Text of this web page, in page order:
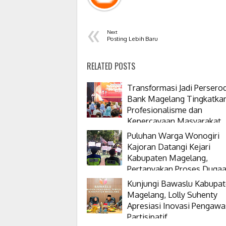
« Next
Posting Lebih Baru
RELATED POSTS
Transformasi Jadi
Bank Magelang
Profesionalisme dan
Kepercayaan Masyarakat
Puluhan Warga Wonogiri
Kajoran Datangi Kejari
Kabupaten Magelang,
Pertanyakan Proses
Korupsi Kepala Desanya
Kunjungi Bawaslu
Magelang, Lolly Suhenty
Apresiasi Inovasi
Partisipatif